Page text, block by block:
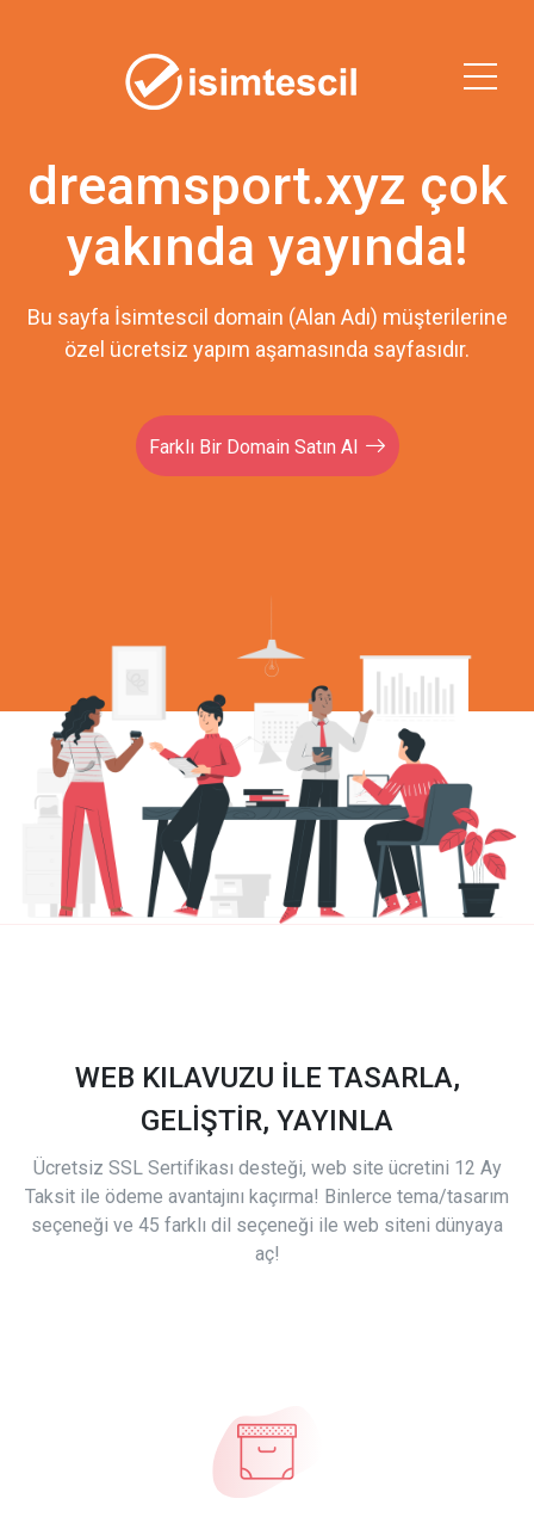
dreamsport.xyz çok
yakında yayında!
Bu sayfa İsimtescil domain (Alan Adı) müşterilerine
özel ücretsiz yapım aşamasında sayfasıdır.
Farklı Bir Domain Satın Al
WEB KILAVUZU İLE TASARLA,
GELİŞTİR, YAYINLA
Ücretsiz SSL Sertifikası desteği, web site ücretini 12 Ay
Taksit ile ödeme avantajını kaçırma! Binlerce tema/tasarım
seçeneği ve 45 farklı dil seçeneği ile web siteni dünyaya
aç!